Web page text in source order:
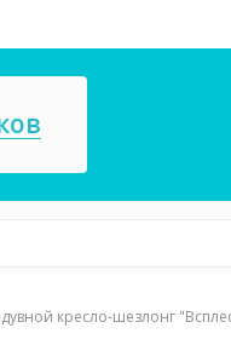
СПА
кресло-шезлонг